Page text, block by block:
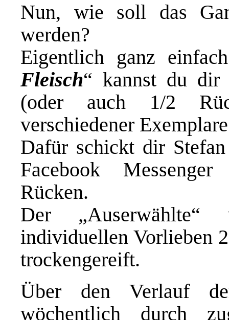
Nun, wie soll das
werden?
Eigentlich ganz
Fleisch“ kannst du dir
(oder auch 1/2
verschiedener
Dafür schickt dir
Facebook
Rücken.
Der
individuellen Vorlieben
trockengereift.
Über den Verlauf
wöchentlich durch